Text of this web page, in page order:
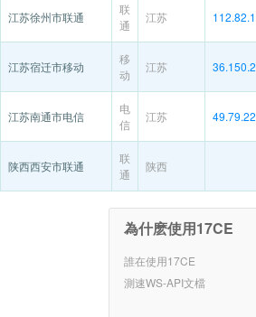
江苏徐州市联通
联
通
江苏
江苏宿迁市移动
移
动
江苏
江苏南通市电信
电
信
江苏
陕西西安市联通
联
通
陕西
為什麽使用17CE
誰在使用17CE
測速WS-API文檔